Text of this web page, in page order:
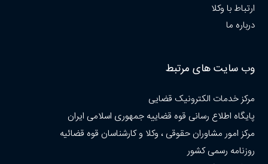
ارتباط با وکلا
درباره ما
وب سایت های مرتبط
مرکز خدمات الکترونیک قضایی
پایگاه اطلاع رسانی قوه قضاییه جمهوری اسلامی ایران
مرکز امور مشاوران حقوقی ، وکلا و کارشناسان قوه قضائیه
روزنامه رسمی کشور